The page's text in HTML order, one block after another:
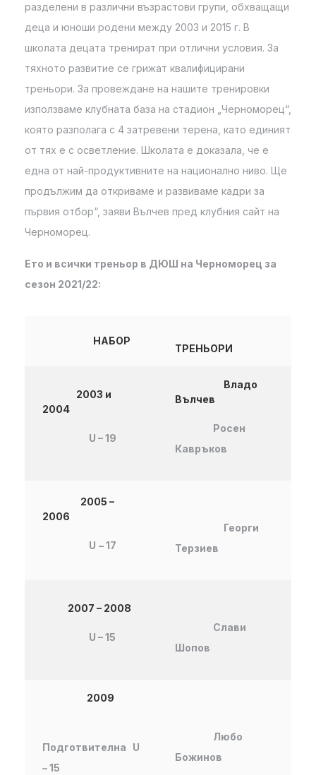
разделени в различни възрастови групи, обхващащи
деца и юноши родени между 2003 и 2015 г. В
школата децата тренират при отлични условия. За
тяхното развитие се грижат квалифицирани
треньори. За провеждане на нашите тренировки
използваме клубната база на стадион „Черноморец“,
която разполага с 4 затревени терена, като единият
от тях е с осветление. Школата е доказала, че е
една от най-продуктивните на национално ниво. Ще
продължим да откриваме и развиваме кадри за
първия отбор“, заяви Вълчев пред клубния сайт на
Черноморец.
Ето и всички треньор в ДЮШ на Черноморец за
сезон 2021/22:
НАБОР
ТРЕНЬОРИ
2003 и
2004
U – 19
Владо
Вълчев
Росен
Кавръков
2005 –
2006
U – 17
Георги
Терзиев
2007 – 2008
U – 15
Слави
Шопов
2009
Подготвителна U
– 15
Любо
Божинов